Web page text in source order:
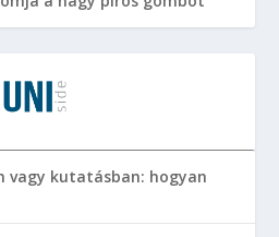
vagy kutatásban: hogyan